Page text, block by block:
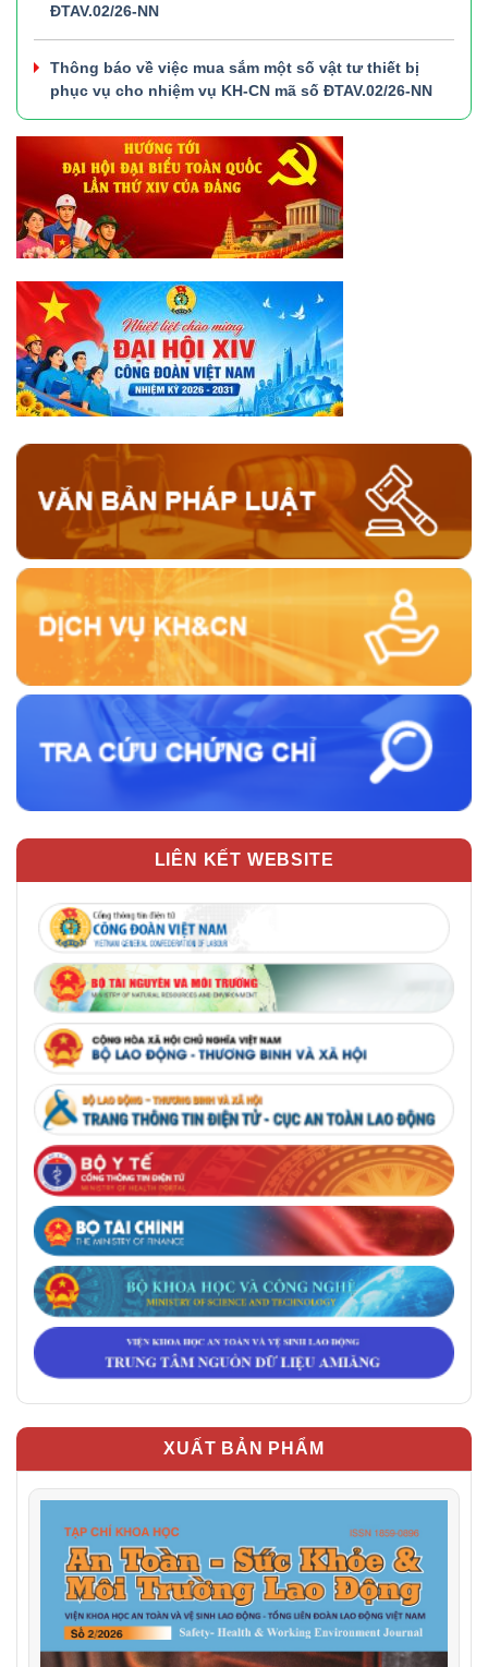
ĐTAV.02/26-NN
Thông báo về việc mua sắm một số vật tư thiết bị
phục vụ cho nhiệm vụ KH-CN mã số ĐTAV.02/26-NN
LIÊN KẾT WEBSITE
XUẤT BẢN PHẨM